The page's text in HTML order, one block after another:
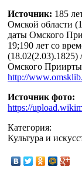
Источник: 185
Омской области
даты Омского
19;190 лет со
(18.02(2.03).1825)
Омского
http://
Источник фото:
https://
Категория:
Культура и